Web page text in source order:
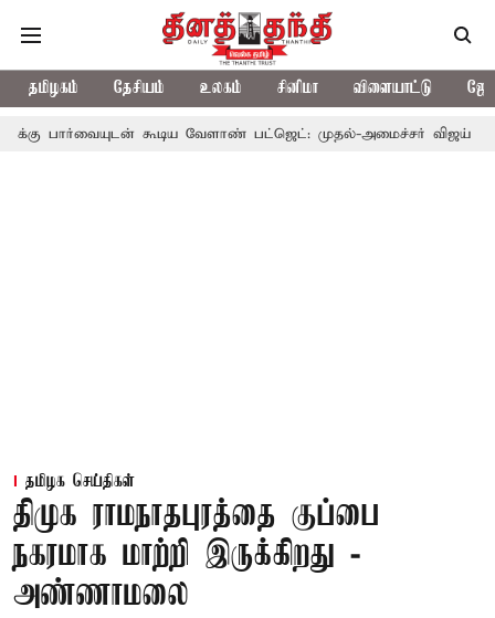
தமிழகம் தேசியம் உலகம் சினிமா விளையாட்டு
கூடிய வேளாண் பட்ஜெட்: முதல்-அமைச்சர் விஜய் தமிழக
தமிழக செய்திகள்
திமுக ராமநாதபுரத்தை குப்பை
நகரமாக மாற்றி இருக்கிறது -
அண்ணாமலை